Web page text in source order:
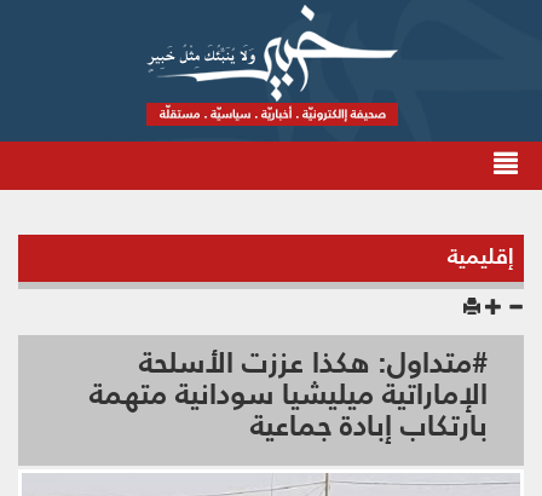
إقليمية
#متداول: هكذا عززت الأسلحة
الإماراتية ميليشيا سودانية متهمة
بارتكاب إبادة جماعية